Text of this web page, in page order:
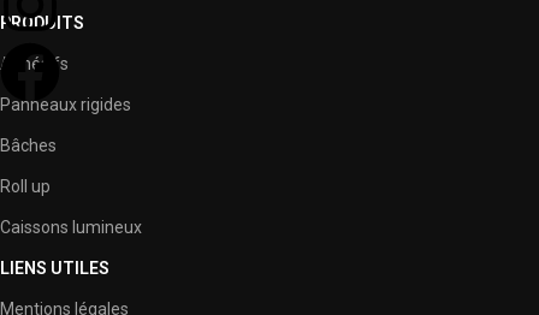
PRODUITS
Adhésifs
Panneaux rigides
Bâches
Roll up
Caissons lumineux
LIENS UTILES
Mentions légales